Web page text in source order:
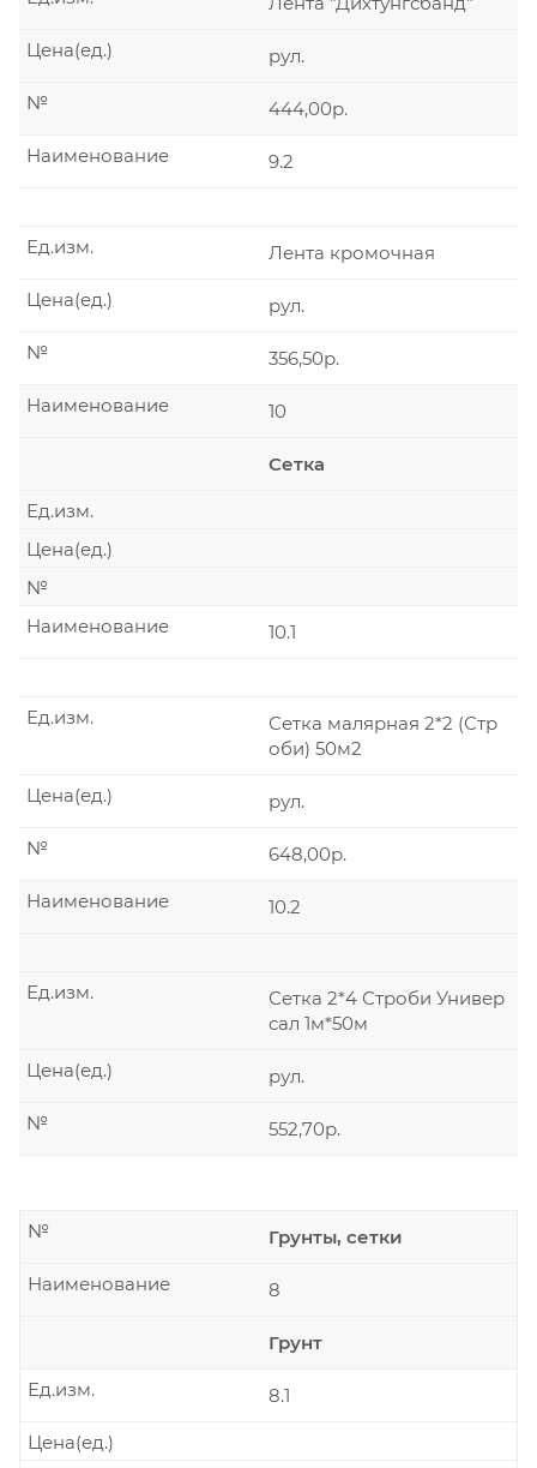
рул.
Цена(ед.)
444,00р.
№
9.2
Наименование
Лента кромочная
Ед.изм.
рул.
Цена(ед.)
356,50р.
№
10
Наименование
Сетка
Ед.изм.
Цена(ед.)
№
10.1
Наименование
Сетка малярная 2*2 (Стр
оби) 50м2
Ед.изм.
рул.
Цена(ед.)
648,00р.
№
10.2
Наименование
Сетка 2*4 Строби Универ
сал 1м*50м
Ед.изм.
рул.
Цена(ед.)
552,70р.
№
Грунты, сетки
№
8
Наименование
Грунт
8.1
Ед.изм.
Цена(ед.)